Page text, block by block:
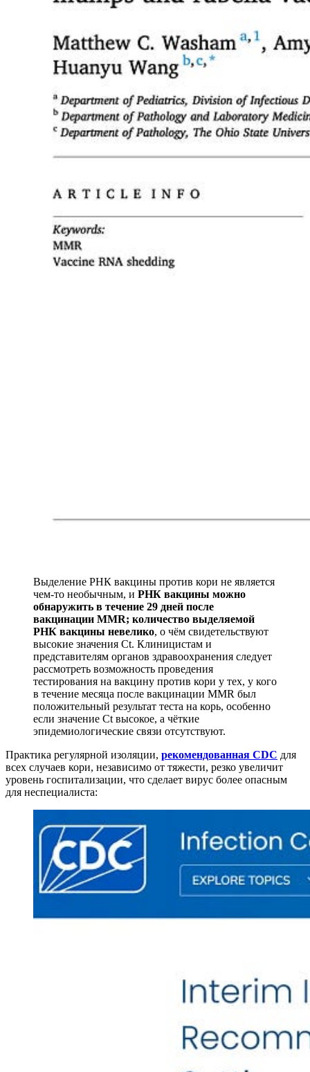
Выделение РНК вакцины против кори не является
чем-то необычным, и РНК вакцины можно
обнаружить в течение 29 дней после
вакцинации MMR; количество выделяемой
РНК вакцины невелико, о чём свидетельствуют
высокие значения Ct. Клиницистам и
представителям органов здравоохранения следует
рассмотреть возможность проведения
тестирования на вакцину против кори у тех, у кого
в течение месяца после вакцинации MMR был
положительный результат теста на корь, особенно
если значение Ct высокое, а чёткие
эпидемиологические связи отсутствуют.
Практика регулярной изоляции, рекомендованная CDC для
всех случаев кори, независимо от тяжести, резко увеличит
уровень госпитализации, что сделает вирус более опасным
для неспециалиста: